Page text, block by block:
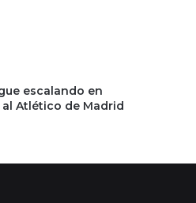
escalando en
al Atlético de Madrid